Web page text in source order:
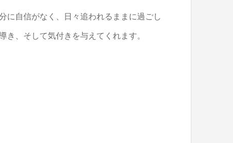
に自信がなく、日々追われるままに過ごし
、そして気付きを与えてくれます。